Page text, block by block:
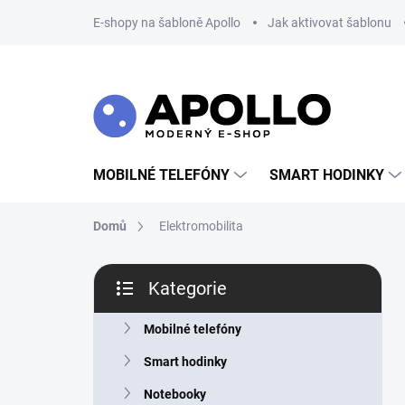
E-shopy na šabloně Apollo Jak aktivovat šablonu
MOBILNÉ TELEFÓNY SMART HODINKY
Domů Elektromobilita
P
s
kategorie
Kategorie
Mobilné telefóny
Smart hodinky
Notebooky